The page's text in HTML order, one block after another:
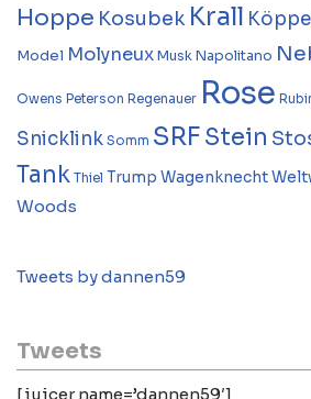
Hoppe Kosubek Krall
Model MolyneuxMuskNapolitano
Owens Peterson Regenauer Rose
Snicklink Somm SRFStein
Tank Thiel Trump Wagenknecht
Woods
Tweets by dannen59
Tweets
[juicer name=’dannen59′]